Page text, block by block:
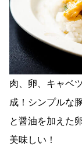
肉、卵、キャベ
成！シンプルな
と醤油を加えた
美味しい！